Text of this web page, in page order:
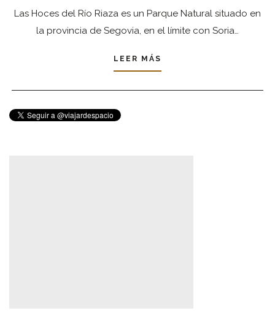
Las Hoces del Río Riaza es un Parque Natural situado en
la provincia de Segovia, en el límite con Soria…
LEER MÁS